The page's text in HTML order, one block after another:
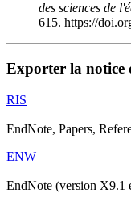
des sciences de
615. https://
Exporter la notice
RIS
EndNote, Papers,
ENW
EndNote (version X9.1